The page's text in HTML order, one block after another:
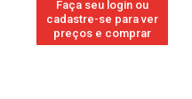
Faça seu login ou
cadastre-se para ver
preços e comprar